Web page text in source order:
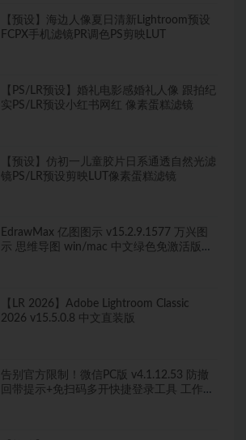
【预设】海边人像夏日清新Lightroom预设
FCPX手机滤镜PR调色PS剪映LUT
【PS/LR预设】婚礼电影感婚礼人像 跟拍纪
实PS/LR预设小红书网红 像素蛋糕滤镜
【预设】仿初一儿童胶片日系通透自然光滤
镜PS/LR预设剪映LUT像素蛋糕滤镜
EdrawMax 亿图图示 v15.2.9.1577 万兴图
示 思维导图 win/mac 中文绿色免激活版
【LR 2026】Adobe Lightroom Classic
2026 v15.5.0.8 中文直装版
告别官方限制！微信PC版 v4.1.12.53 防撤
回带提示+免扫码多开快捷登录工具 工作生